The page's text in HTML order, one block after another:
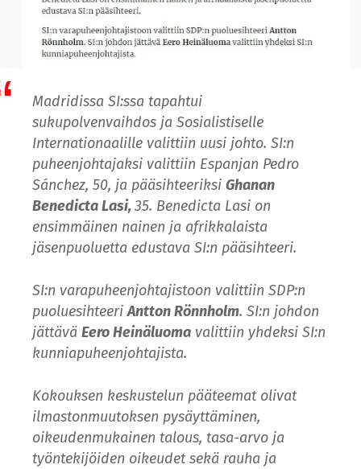
Madridissa SI:ssa tapahtui
sukupolvenvaihdos ja Sosialistiselle
Internationaalille valittiin uusi johto. SI:n
puheenjohtajaksi valittiin Espanjan Pedro
Sánchez, 50, ja pääsihteeriksi Ghanan
Benedicta Lasi,35. Benedicta Lasi on
ensimmäinen nainen ja afrikkalaista
jäsenpuoluetta edustava SI:n pääsihteeri.
SI:n varapuheenjohtajistoon valittiin SDP:n
puoluesihteeriAntton Rönnholm. SI:n johdon
jättävä Eero Heinäluoma valittiin yhdeksi SI:n
kunniapuheenjohtajista.
Kokouksen keskustelun pääteemat olivat
ilmastonmuutoksen pysäyttäminen,
oikeudenmukainen talous, tasa-arvo ja
työntekijöiden oikeudet sekä rauha ja